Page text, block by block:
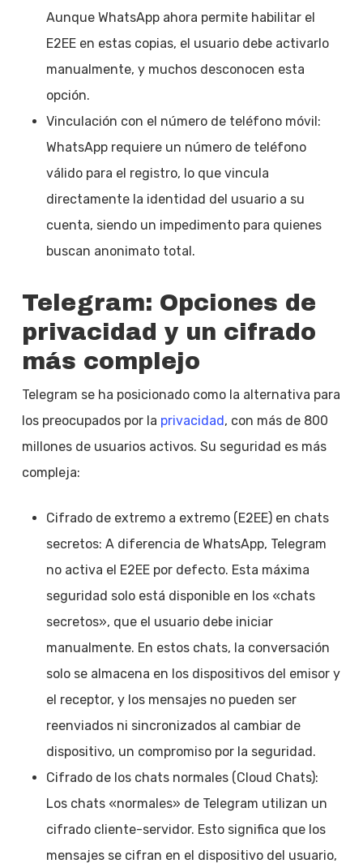
Aunque WhatsApp ahora permite habilitar el
E2EE en estas copias, el usuario debe activarlo
manualmente, y muchos desconocen esta
opción.
Vinculación con el número de teléfono móvil:
WhatsApp requiere un número de teléfono
válido para el registro, lo que vincula
directamente la identidad del usuario a su
cuenta, siendo un impedimento para quienes
buscan anonimato total.
Telegram: Opciones de
privacidad y un cifrado
más complejo
Telegram se ha posicionado como la alternativa para
los preocupados por la privacidad, con más de 800
millones de usuarios activos. Su seguridad es más
compleja:
Cifrado de extremo a extremo (E2EE) en chats
secretos: A diferencia de WhatsApp, Telegram
no activa el E2EE por defecto. Esta máxima
seguridad solo está disponible en los «chats
secretos», que el usuario debe iniciar
manualmente. En estos chats, la conversación
solo se almacena en los dispositivos del emisor y
el receptor, y los mensajes no pueden ser
reenviados ni sincronizados al cambiar de
dispositivo, un compromiso por la seguridad.
Cifrado de los chats normales (Cloud Chats):
Los chats «normales» de Telegram utilizan un
cifrado cliente-servidor. Esto significa que los
mensajes se cifran en el dispositivo del usuario,